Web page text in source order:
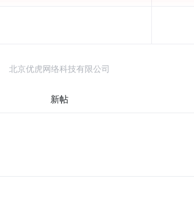
北京优虎网络科技有限公司
新帖